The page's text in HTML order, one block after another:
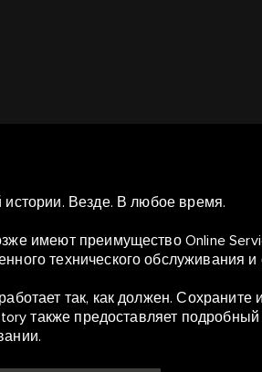
истории. Везде. В любое время.
имеют преимущество Online
технического обслуживания и
так, как должен.
также предоставляет